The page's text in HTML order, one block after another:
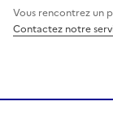
Vous rencontrez un
Contactez notre